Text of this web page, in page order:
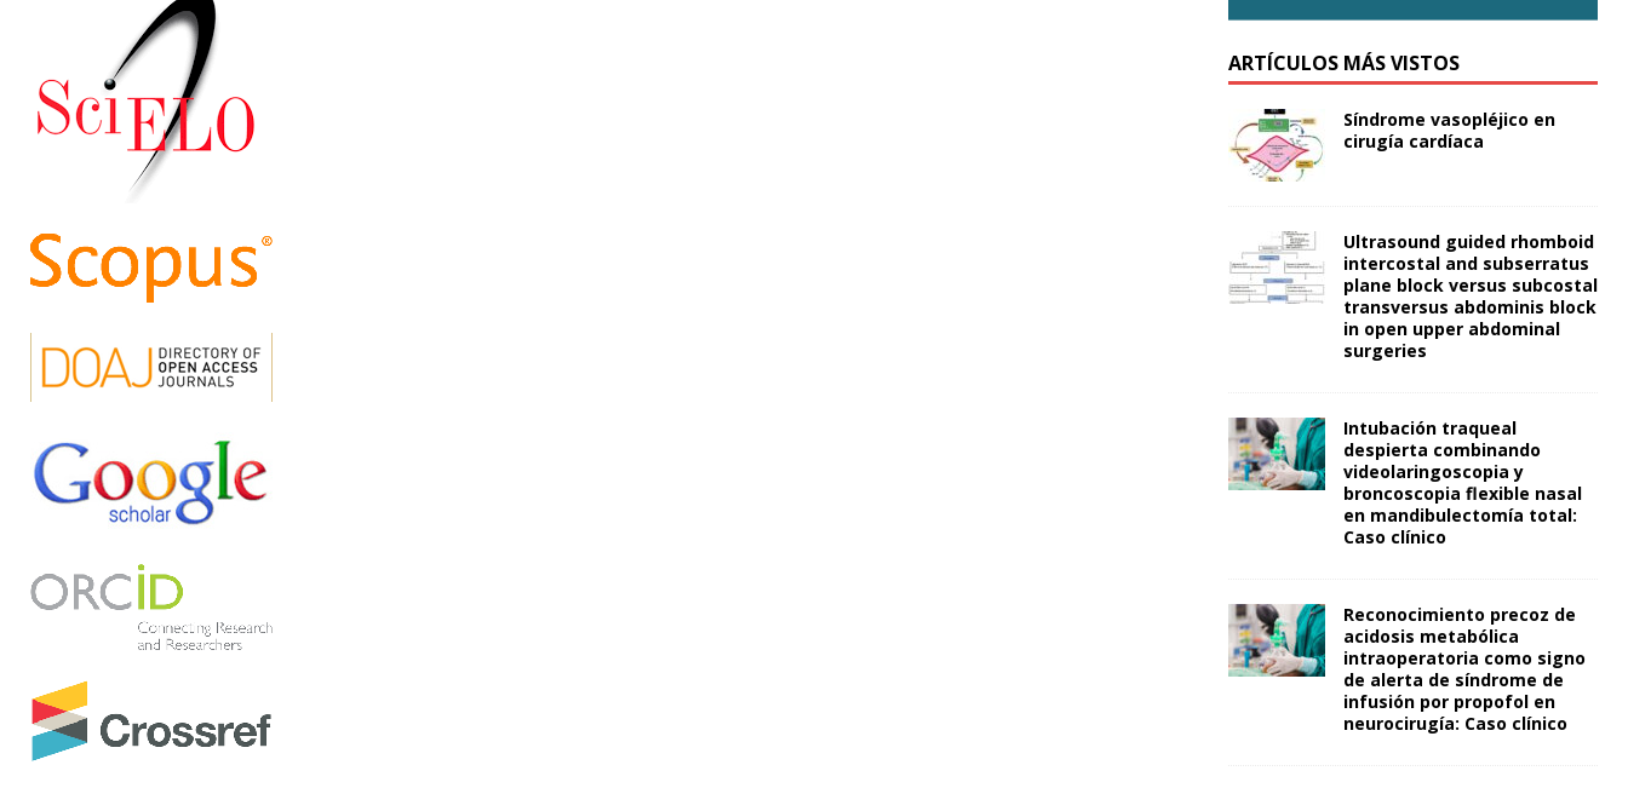
ARTÍCULOS MÁS VISTOS
Síndrome vasopléjico en
cirugía cardíaca
Ultrasound guided rhomboid
intercostal and subserratus
plane block versus subcostal
transversus abdominis block
in open upper abdominal
surgeries
Intubación traqueal
despierta combinando
videolaringoscopia y
broncoscopia flexible nasal
en mandibulectomía total:
Caso clínico
Reconocimiento precoz de
acidosis metabólica
intraoperatoria como signo
de alerta de síndrome de
infusión por propofol en
neurocirugía: Caso clínico